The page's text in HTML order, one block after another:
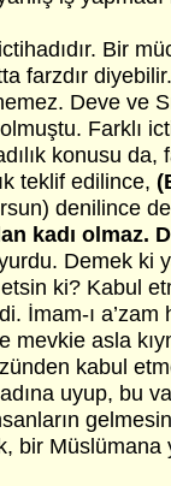
Bir
farzdır
Deve ve
Farklı
konusu da,
teklif edilince,
denilince
kadı olmaz.
Demek ki
ki? Kabul
İmam-ı
mevkie asla
kabul
uyup, bu
bir Müslümana